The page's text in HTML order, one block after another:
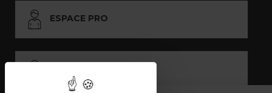
ESPACE PRO